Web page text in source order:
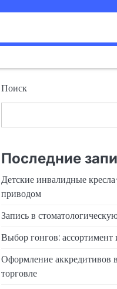
Поиск
Последние
Детские инвалидные
приводом
Запись в
Выбор гонгов: ассортимент
Оформление аккредитивов
торговле